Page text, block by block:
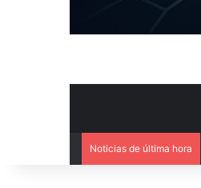
Noticias de última hora